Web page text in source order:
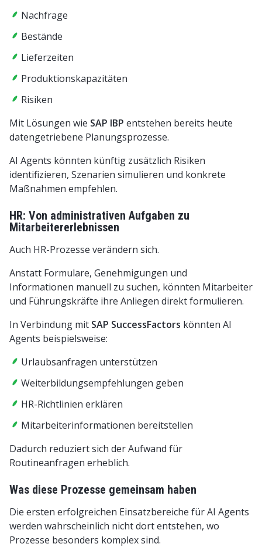
Nachfrage
Bestände
Lieferzeiten
Produktionskapazitäten
Risiken
Mit Lösungen wie SAP IBP entstehen bereits heute
datengetriebene Planungsprozesse.
AI Agents könnten künftig zusätzlich Risiken
identifizieren, Szenarien simulieren und konkrete
Maßnahmen empfehlen.
HR: Von administrativen Aufgaben zu
Mitarbeitererlebnissen
Auch HR-Prozesse verändern sich.
Anstatt Formulare, Genehmigungen und
Informationen manuell zu suchen, könnten Mitarbeiter
und Führungskräfte ihre Anliegen direkt formulieren.
In Verbindung mit SAP SuccessFactors könnten AI
Agents beispielsweise:
Urlaubsanfragen unterstützen
Weiterbildungsempfehlungen geben
HR-Richtlinien erklären
Mitarbeiterinformationen bereitstellen
Dadurch reduziert sich der Aufwand für
Routineanfragen erheblich.
Was diese Prozesse gemeinsam haben
Die ersten erfolgreichen Einsatzbereiche für AI Agents
werden wahrscheinlich nicht dort entstehen, wo
Prozesse besonders komplex sind.